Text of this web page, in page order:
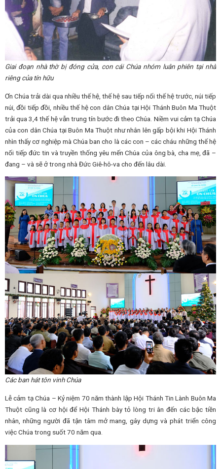
Giai đoạn nhà thờ bị đóng cửa, con cái Chúa nhóm luân phiên tại nhà
riêng của tín hữu
Ơn Chúa trải dài qua nhiều thế hệ, thế hệ sau tiếp nối thế hệ trước, núi tiếp
núi, đồi tiếp đồi, nhiều thế hệ con dân Chúa tại Hội Thánh Buôn Ma Thuột
trải qua 3,4 thế hệ vẫn trung tín bước đi theo Chúa. Niềm vui cảm tạ Chúa
của con dân Chúa tại Buôn Ma Thuột như nhân lên gấp bội khi Hội Thánh
nhìn thấy cơ nghiệp mà Chúa ban cho là các con – các cháu những thế hệ
nối tiếp đức tin và truyền thống yêu mến Chúa của ông bà, cha mẹ, đã –
đang – và sẽ ở trong nhà Đức Giê-hô-va cho đến lâu dài.
Các ban hát tôn vinh Chúa
Lễ cảm tạ Chúa – Kỷ niệm 70 năm thành lập Hội Thánh Tin Lành Buôn Ma
Thuột cũng là cơ hội để Hội Thánh bày tỏ lòng tri ân đến các bậc tiền
nhân, những người đã tận tâm mở mang, gây dựng và phát triển công
việc Chúa trong suốt 70 năm qua.